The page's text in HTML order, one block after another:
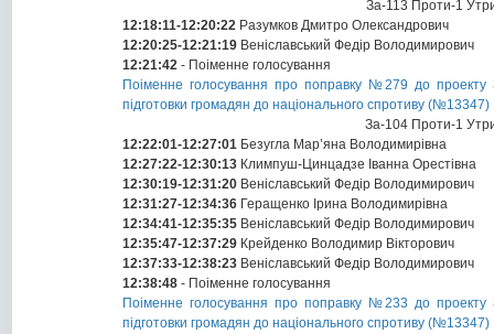
За-113 Проти-1
12:18:11-12:20:22 Разумков Дмитро Олександрович
12:20:25-12:21:19 Веніславський Федір Володимирович
12:21:42 - Поіменне голосування
Поіменне голосування про поправку №279 до проекту
підготовки громадян до національного спротиву (№13347)
За-104 Проти-1
12:22:01-12:27:01 Безугла Мар’яна Володимирівна
12:27:22-12:30:13 Климпуш-Цинцадзе Іванна Орестівна
12:30:19-12:31:20 Веніславський Федір Володимирович
12:31:27-12:34:36 Геращенко Ірина Володимирівна
12:34:41-12:35:35 Веніславський Федір Володимирович
12:35:47-12:37:29 Крейденко Володимир Вікторович
12:37:33-12:38:23 Веніславський Федір Володимирович
12:38:48 - Поіменне голосування
Поіменне голосування про поправку №233 до проекту
підготовки громадян до національного спротиву (№13347)